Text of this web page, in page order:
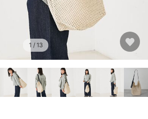
1 / 13